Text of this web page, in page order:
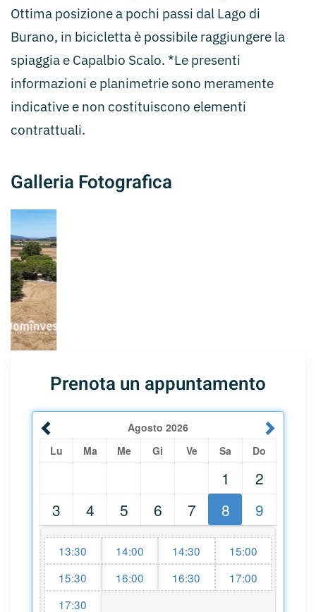
Ottima posizione a pochi passi dal Lago di
Burano, in bicicletta è possibile raggiungere la
spiaggia e Capalbio Scalo. *Le presenti
informazioni e planimetrie sono meramente
indicative e non costituiscono elementi
contrattuali.
Galleria Fotografica
Prenota un appuntamento
Agosto 2026
Lu
Ma Me Gi Ve Sa Do
1
2
3
4 5 6 7 8 9
13:30 14:00 14:30
15:00
15:30
16:00 16:30
17:00
17:30